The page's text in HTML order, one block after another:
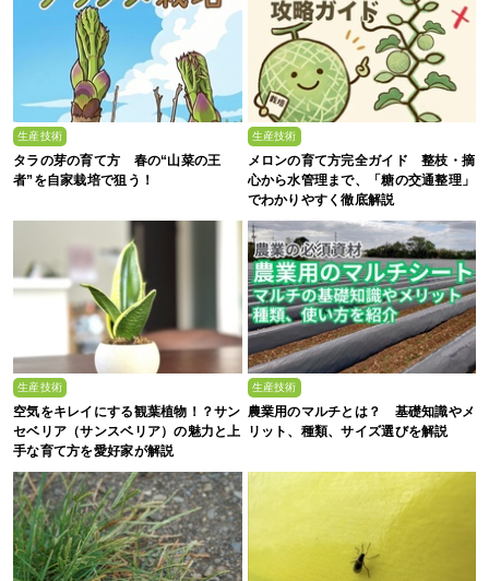
生産技術
タラの芽の育て方 春の“山菜の王
者”を自家栽培で狙う！
生産技術
メロンの育て方完全ガイド 整枝・摘
心から水管理まで、「糖の交通整理」
でわかりやすく徹底解説
生産技術
空気をキレイにする観葉植物！？サン
セベリア（サンスベリア）の魅力と上
手な育て方を愛好家が解説
生産技術
農業用のマルチとは？ 基礎知識やメ
リット、種類、サイズ選びを解説